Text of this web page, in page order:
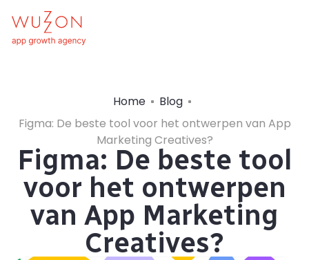
Home
Blog
Figma: De beste tool voor het ontwerpen van App
Marketing Creatives?
Figma: De beste tool
voor het ontwerpen
van App Marketing
Creatives?